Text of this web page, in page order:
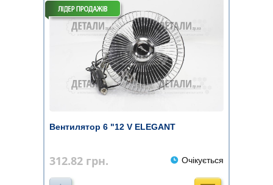
Вентилятор 6 "12 V ELEGANT
312.82 грн. Очікується